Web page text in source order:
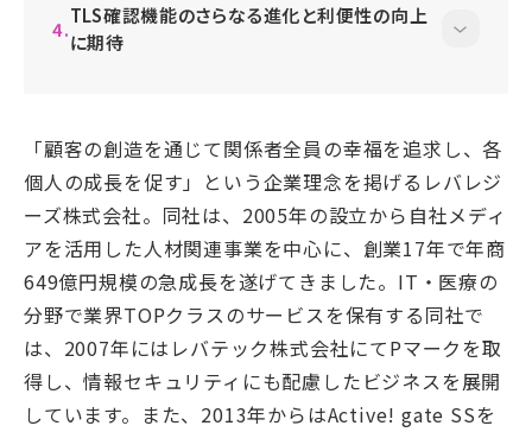
TLS確認機能のさらなる進化と利便性の向上
に期待
「顧客の創造を通じて関係者全員の幸福を追求し、各
個人の成長を促す」という企業理念を掲げるレバレジ
ーズ株式会社。同社は、2005年の設立から自社メディ
アを活用した人材関連事業を中心に、創業17年で年商
649億円規模の急成長を遂げてきました。IT・医療の
分野で業界TOPクラスのサービスを保有する同社で
は、2007年にはレバテック株式会社にてPマークを取
得し、情報セキュリティにも配慮したビジネスを展開
しています。また、2013年からはActive! gate SSを